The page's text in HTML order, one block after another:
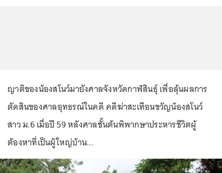
ญาติของน้องสโนว์มายังศาลจังหวัดกาฬสินธุ์ เพื่อลุ้นผลการ
ตัดสินของศาลอุทธรณ์ในคดี คดีฆ่าสะเทือนขวัญน้องสโนว์
สาว ม.6 เมื่อปี 59 หลังศาลชั้นต้นพิพากษาประหารชีวิตผู้
ต้องหาที่เป็นผู้ใหญ่บ้าน...